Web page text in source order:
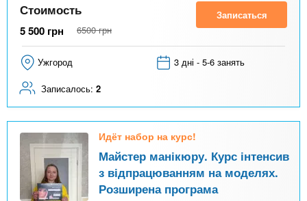
Стоимость
5 500 грн 6500 грн
Записаться
Ужгород 3 дні - 5-6 занять
Записалось: 2
Идёт набор на курс!
Майстер манікюру. Курс інтенсив
з відпрацюванням на моделях.
Розширена програма